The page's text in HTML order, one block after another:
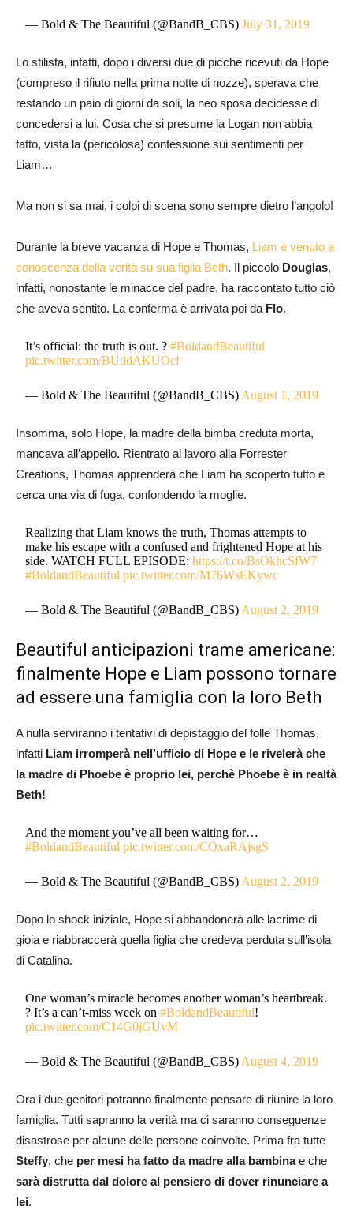
— Bold & The Beautiful (@BandB_CBS)July 31, 2019
Lo stilista, infatti, dopo i diversi due di picche ricevuti da Hope
(compreso il rifiuto nella prima notte di nozze), sperava che
restando un paio di giorni da soli, la neo sposa decidesse di
concedersi a lui. Cosa che si presume la Logan non abbia
fatto, vista la (pericolosa) confessione sui sentimenti per
Liam…
Ma non si sa mai, i colpi di scena sono sempre dietro l’angolo!
Durante la breve vacanza di Hope e Thomas, Liam è venuto a
conoscenza della verità su sua figlia Beth. Il piccolo Douglas,
infatti, nonostante le minacce del padre, ha raccontato tutto ciò
che aveva sentito. La conferma è arrivata poi da Flo.
It’s official: the truth is out. ?#BoldandBeautiful
pic.twitter.com/BUddAKUOcf
— Bold & The Beautiful (@BandB_CBS) August 1, 2019
Insomma, solo Hope, la madre della bimba creduta morta,
mancava all’appello. Rientrato al lavoro alla Forrester
Creations, Thomas apprenderà che Liam ha scoperto tutto e
cerca una via di fuga, confondendo la moglie.
Realizing that Liam knows the truth, Thomas attempts to
make his escape with a confused and frightened Hope at his
side. WATCH FULL EPISODE:https://t.co/BsOkhcSfW7
#BoldandBeautiful pic.twitter.com/M76WsEKywc
— Bold & The Beautiful (@BandB_CBS) August 2, 2019
Beautiful anticipazioni trame americane:
finalmente Hope e Liam possono tornare
ad essere una famiglia con la loro Beth
A nulla serviranno i tentativi di depistaggio del folle Thomas,
infatti Liam irromperà nell’ufficio di Hope e le rivelerà che
la madre di Phoebe è proprio lei, perchè Phoebe è in realtà
Beth!
And the moment you’ve all been waiting for…
#BoldandBeautiful pic.twitter.com/CQxaRAjsgS
— Bold & The Beautiful (@BandB_CBS) August 2, 2019
Dopo lo shock iniziale, Hope si abbandonerà alle lacrime di
gioia e riabbraccerà quella figlia che credeva perduta sull’isola
di Catalina.
One woman’s miracle becomes another woman’s heartbreak.
? It’s a can’t-miss week on#BoldandBeautiful!
pic.twitter.com/C14G0jGUvM
— Bold & The Beautiful (@BandB_CBS) August 4, 2019
Ora i due genitori potranno finalmente pensare di riunire la loro
famiglia. Tutti sapranno la verità ma ci saranno conseguenze
disastrose per alcune delle persone coinvolte. Prima fra tutte
Steffy, che per mesi ha fatto da madre alla bambinae che
sarà distrutta dal dolore al pensiero di dover rinunciare a
lei.